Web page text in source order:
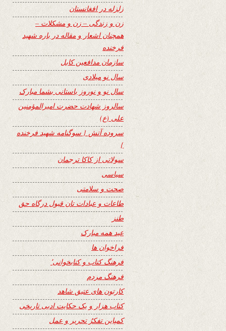
زلزله در افغانستان
زن و زندگی – زن و مشکلات –
همچنان اشعار و مقاله در باره شهید
فرخنده
سازمان مدافعین کابل
سال نو میلادی
سال نو و نوروز باستانی بشما مبارک
سالروز شهادت حضرت امیرالمؤمنین
علی (ع)
سروده آتش { سوگنامه شهید فرخنده
}
سولاتی از کاکا ترجمان
سیاسی
صحت و سلامتی
طاعات و عبادات تان قبول درگاه حق
طنز
عید همه مبارک
فراخوان ها
فرهنگ کتاب و کتابخوانی٬
فرهنگ مردم
کارتون های عتیق شاهد
کتاب هزار و یک حکایت ادبی تاریخی
کمپاین تفکرُ تحریر و عمل